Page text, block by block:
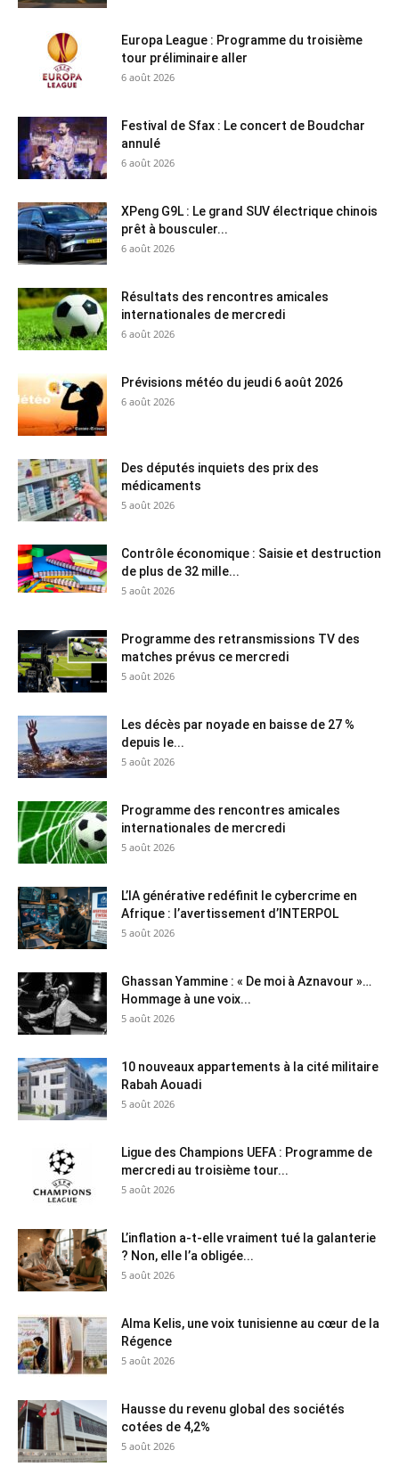
Europa League : Programme du troisième
tour préliminaire aller
6 août 2026
Festival de Sfax : Le concert de Boudchar
annulé
6 août 2026
XPeng G9L : Le grand SUV électrique chinois
prêt à bousculer...
6 août 2026
Résultats des rencontres amicales
internationales de mercredi
6 août 2026
Prévisions météo du jeudi 6 août 2026
6 août 2026
Des députés inquiets des prix des
médicaments
5 août 2026
Contrôle économique : Saisie et destruction
de plus de 32 mille...
5 août 2026
Programme des retransmissions TV des
matches prévus ce mercredi
5 août 2026
Les décès par noyade en baisse de 27 %
depuis le...
5 août 2026
Programme des rencontres amicales
internationales de mercredi
5 août 2026
L’IA générative redéfinit le cybercrime en
Afrique : l’avertissement d’INTERPOL
5 août 2026
Ghassan Yammine : « De moi à Aznavour »…
Hommage à une voix...
5 août 2026
10 nouveaux appartements à la cité militaire
Rabah Aouadi
5 août 2026
Ligue des Champions UEFA : Programme de
mercredi au troisième tour...
5 août 2026
L’inflation a-t-elle vraiment tué la galanterie
? Non, elle l’a obligée...
5 août 2026
Alma Kelis, une voix tunisienne au cœur de la
Régence
5 août 2026
Hausse du revenu global des sociétés
cotées de 4,2%
5 août 2026